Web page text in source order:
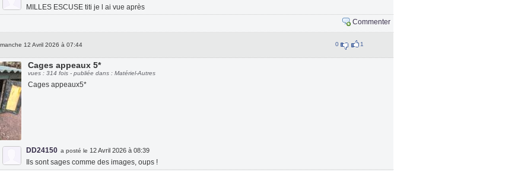
MILLES ESCUSE titi je l ai vue après
Commenter
12 Avril 2026 à 07:44 0 1
Cages appeaux 5*
vues : 314 fois - publiée dans : Matériel-Autres
Cages appeaux5*
DD24150 a posté le 12 Avril 2026 à 08:39
Ils sont sages comme des images, oups !